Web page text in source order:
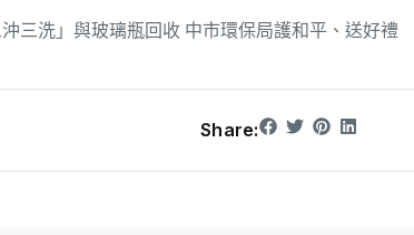
三洗」與玻璃瓶回收 中市環保局護和平、送好禮
Share: